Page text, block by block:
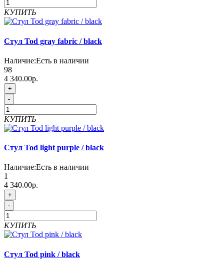
КУПИТЬ
Стул Tod gray fabric / black
Наличие:Есть в наличии
98
4 340.00р.
+
-
КУПИТЬ
Стул Tod light purple / black
Наличие:Есть в наличии
1
4 340.00р.
+
-
КУПИТЬ
Стул Tod pink / black